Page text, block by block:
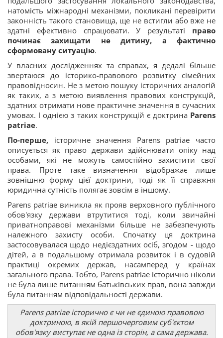
натомість міжнародні механізми, покликані перевірити
законність такого становища, ще не встигли або вже не
здатні ефективно спрацювати. У результаті право
починає захищати не дитину, а фактично
сформовану ситуацію.
У власних дослідженнях та справах, я дедалі більше
звертаюся до історико-правового розвитку сімейних
правовідносин. Не з метою пошуку історичних аналогій
як таких, а з метою виявлення правових конструкцій,
здатних отримати нове практичне значення в сучасних
умовах. І однією з таких конструкцій є доктрина Parens
patriae.
По-перше, історичне значення Parens patriae часто
описується як право держави здійснювати опіку над
особами, які не можуть самостійно захистити свої
права. Проте таке визначення відображає лише
зовнішню форму цієї доктрини, тоді як її справжня
юридична сутність полягає зовсім в іншому.
Parens patriae виникла як прояв верховного публічного
обов'язку держави втрутитися тоді, коли звичайні
приватноправові механізми більше не забезпечують
належного захисту особи. Спочатку ця доктрина
застосовувалася щодо недієздатних осіб, згодом - щодо
дітей, а в подальшому отримала розвиток і в судовій
практиці окремих держав, насамперед у країнах
загального права. Тобто, Parens patriae історично ніколи
не була лише питанням батьківських прав, вона завжди
була питанням відповідальності держави.
Parens patriae історично є чи не єдиною правовою
доктриною, в якій першочерговим суб'єктом
обов'язку виступає не одна із сторін, а сама держава.